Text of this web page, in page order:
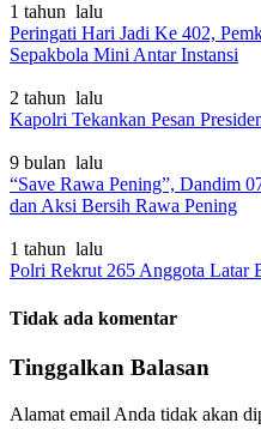
1 tahun lalu
Peringati Hari Jadi Ke 402,
Sepakbola Mini Antar Instansi
2 tahun lalu
Kapolri Tekankan Pesan
9 bulan lalu
“Save Rawa Pening”, Dandim
dan Aksi Bersih Rawa Pening
1 tahun lalu
Polri Rekrut 265 Anggota Latar
Tidak ada komentar
Tinggalkan Balasan
Alamat email Anda tidak akan